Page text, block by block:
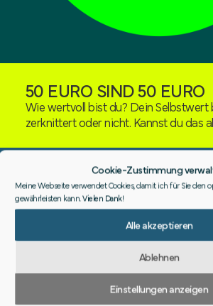
Cookie-Zustimmung
Meine Webseite verwendet Cookies, damit ich für Sie den
gewährleisten kann. Vielen Dank!
Alle akzeptieren
Ablehnen
Einstellungen anzeigen
50 EURO SIND 50 EURO
Wie wertvoll bist du? Dein Selbstwert
zerknittert oder nicht. Kannst du das
50 Euro bleiben 50 Euro, oder?!
Warum Selbstwert keine Frage von
Akzeptieren Sie sich genau so wie Sie